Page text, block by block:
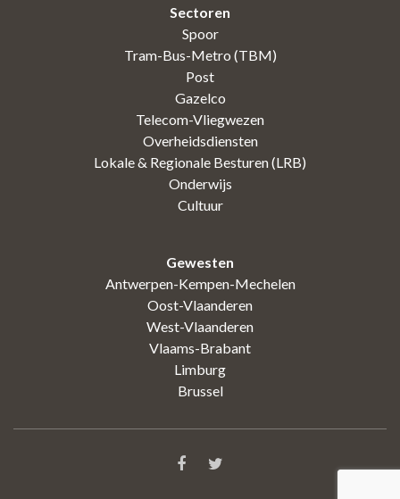
Sectoren
Spoor
Tram-Bus-Metro (TBM)
Post
Gazelco
Telecom-Vliegwezen
Overheidsdiensten
Lokale & Regionale Besturen (LRB)
Onderwijs
Cultuur
Gewesten
Antwerpen-Kempen-Mechelen
Oost-Vlaanderen
West-Vlaanderen
Vlaams-Brabant
Limburg
Brussel